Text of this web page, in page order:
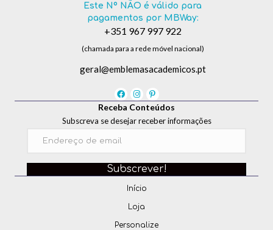
Este Nº NÃO é válido para
pagamentos por MBWay:
+351 967 997 922
(chamada para a rede móvel nacional)
geral@emblemasacademicos.pt
Receba Conteúdos
Subscreva se desejar receber informações
Subscrever!
Início
Loja
Personalize